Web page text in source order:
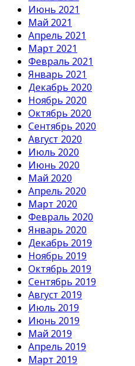
Июнь 2021
Май 2021
Апрель 2021
Март 2021
Февраль 2021
Январь 2021
Декабрь 2020
Ноябрь 2020
Октябрь 2020
Сентябрь 2020
Август 2020
Июль 2020
Июнь 2020
Май 2020
Апрель 2020
Март 2020
Февраль 2020
Январь 2020
Декабрь 2019
Ноябрь 2019
Октябрь 2019
Сентябрь 2019
Август 2019
Июль 2019
Июнь 2019
Май 2019
Апрель 2019
Март 2019